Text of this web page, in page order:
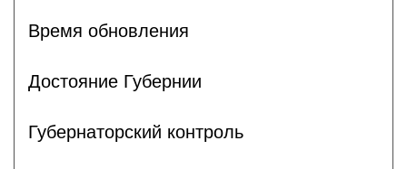
Время обновления
Достояние Губернии
Губернаторский контроль